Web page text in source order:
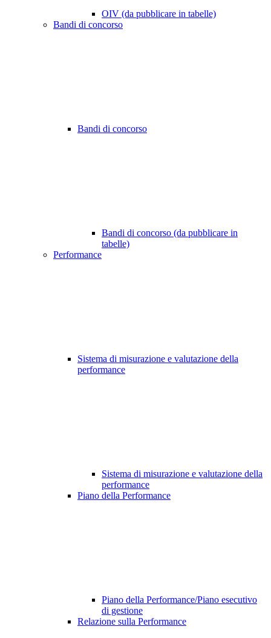
OIV (da pubblicare in tabelle)
Bandi di concorso
Bandi di concorso
Bandi di concorso (da pubblicare in
tabelle)
Performance
Sistema di misurazione e valutazione della
performance
Sistema di misurazione e valutazione della
performance
Piano della Performance
Piano della Performance/Piano esecutivo
di gestione
Relazione sulla Performance